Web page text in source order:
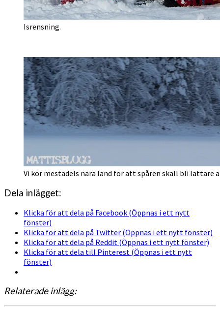
Isrensning.
Vi kör mestadels nära land för att spåren skall bli
Dela inlägget:
Klicka för att dela på Facebook (Öppnas i ett nytt
fönster)
Klicka för att dela på Twitter (Öppnas i ett nytt fönster)
Klicka för att dela på Reddit (Öppnas i ett nytt fönster)
Klicka för att dela till Pinterest (Öppnas i ett nytt
fönster)
Relaterade inlägg: